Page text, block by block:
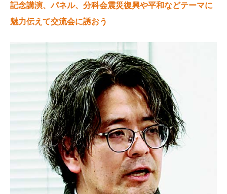
記念講演、パネル、分科会震災復興や平和などテーマに
魅力伝えて交流会に誘おう